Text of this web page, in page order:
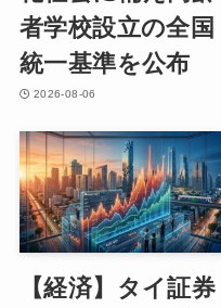
者学校設立の全国
統一基準を公布
2026-08-06
【経済】タイ証券